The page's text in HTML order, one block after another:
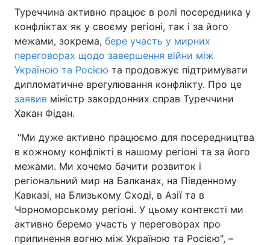
Туреччина активно працює в ролі посередника у
конфліктах як у своєму регіоні, так і за його
межами, зокрема, бере участь у мирних
переговорах щодо завершення війни між
Україною та Росією та продовжує підтримувати
дипломатичне врегулювання конфлікту. Про це
заявив міністр закордонних справ Туреччини
Хакан Фідан.
"Ми дуже активно працюємо для посередництва
в кожному конфлікті в нашому регіоні та за його
межами. Ми хочемо бачити розвиток і
регіональний мир на Балканах, на Південному
Кавказі, на Близькому Сході, в Азії та в
Чорноморському регіоні. У цьому контексті ми
активно беремо участь у переговорах про
припинення вогню між Україною та Росією", –